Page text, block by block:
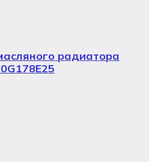
радиатора